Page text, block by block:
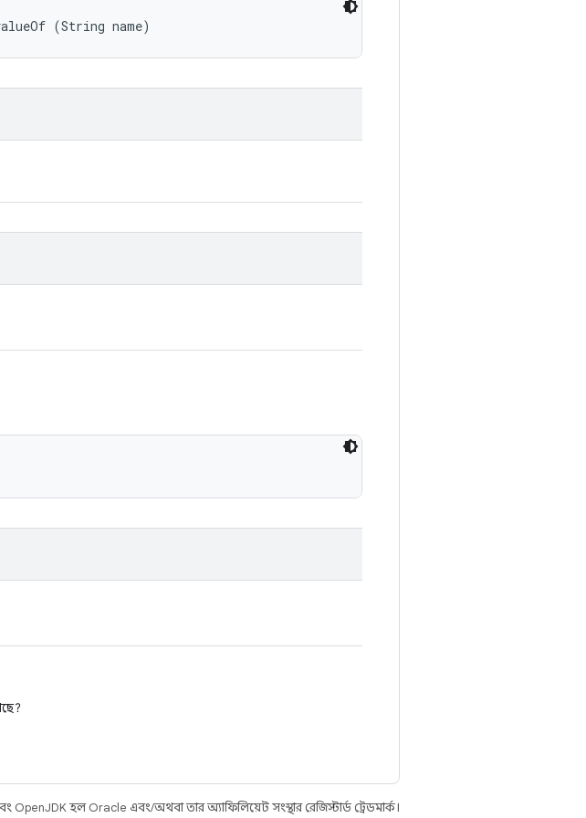
(String name)
OpenJDK হল Oracle এবং/অথবা তার অ্যাফিলিয়েট সংস্থার রেজিস্টার্ড ট্রেডমার্ক।